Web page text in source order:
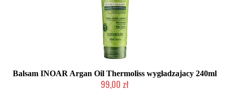
Balsam INOAR Argan Oil Thermoliss wygładzajacy 240ml
99,00 zł